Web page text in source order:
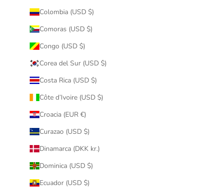
Colombia (USD $)
Comoras (USD $)
Congo (USD $)
Corea del Sur (USD $)
Costa Rica (USD $)
Côte d’Ivoire (USD $)
Croacia (EUR €)
Curazao (USD $)
Dinamarca (DKK kr.)
Dominica (USD $)
Ecuador (USD $)